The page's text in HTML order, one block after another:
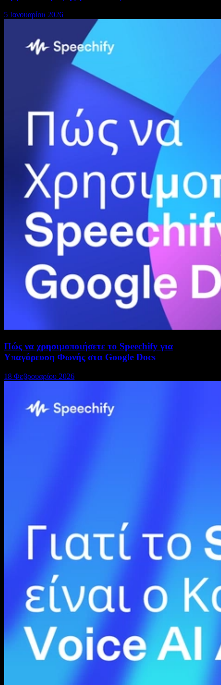
5 Ιανουαρίου 2026
Πώς να χρησιμοποιήσετε το Speechify για
Υπαγόρευση Φωνής στα Google Docs
18 Φεβρουαρίου 2026